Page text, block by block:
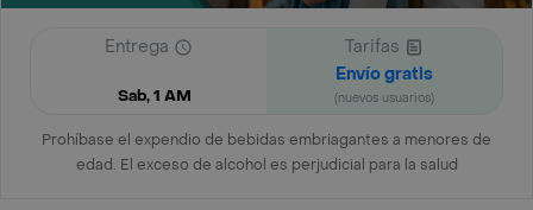
Entrega
Sab, 1 AM
Tarifas
Envío gratis
(nuevos usuarios)
Prohíbase el expendio de bebidas embriagantes a menores de
edad. El exceso de alcohol es perjudicial para la salud